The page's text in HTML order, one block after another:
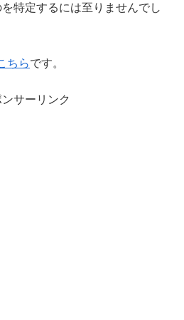
特定するには至りませんでし
ちらです。
ンサーリンク